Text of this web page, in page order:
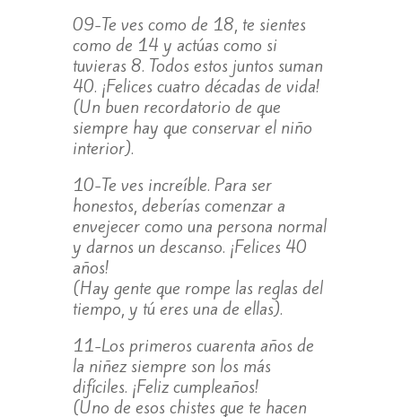
09-Te ves como de 18, te sientes
como de 14 y actúas como si
tuvieras 8. Todos estos juntos suman
40. ¡Felices cuatro décadas de vida!
(Un buen recordatorio de que
siempre hay que conservar el niño
interior).
10-Te ves increíble. Para ser
honestos, deberías comenzar a
envejecer como una persona normal
y darnos un descanso. ¡Felices 40
años!
(Hay gente que rompe las reglas del
tiempo, y tú eres una de ellas).
11-Los primeros cuarenta años de
la niñez siempre son los más
difíciles. ¡Feliz cumpleaños!
(Uno de esos chistes que te hacen